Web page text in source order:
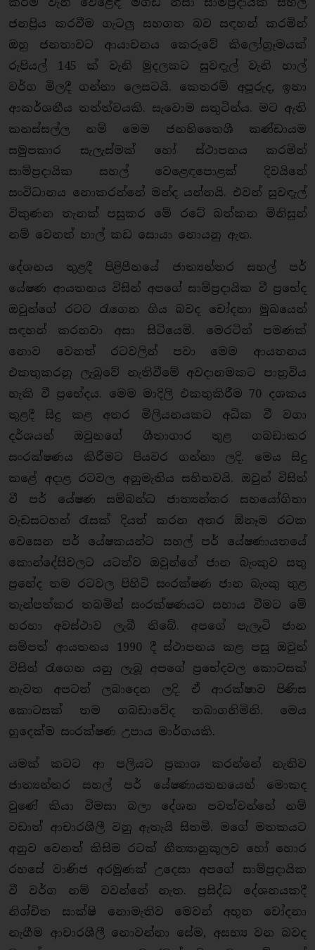
ජනප්‍රිය කරවීම ගැටලු සහගත බව සඳහන් කරමින්
ඔහු ජනතාවට ආයාචනය කෙරුවේ කිලෝග්‍රෑමයක්
රුපියල් 145 ක් වැනි මුදලකට සුවඳැල් වැනි හාල්
වර්ග මිලදී ගන්නා ලෙසටයි. කෙතරම් අපූරුද, ඉතා
ආකර්ශනීය තත්ත්වයකි. සැවොම සතුටින්ය. මට ඇති
කනස්සල්ල නම් මෙම ජනහිතෛශී කණ්ඩායම
සමුපකාර සැලැස්මක් හෝ ස්ථාපනය කරමින්
සාම්ප්‍රදායික සහල් වෙළෙඳපොළක් දිවයිනේ
සංවිධානය නොකරන්නේ මන්ද යන්නයි. එවන් සුවඳැල්
විකුණන තැනක් පසුකර මේ රටේ බත්කන මිනිසුන්
නම් වෙනත් හාල් කඩ සොයා නොයනු ඇත.
දේශනය තුළදී පිළිපීනයේ ජාත්‍යන්තර සහල් පර්
යේෂණ ආයතනය විසින් අපගේ සාම්ප්‍රදායික වී ප්‍රභේද
ඔවුන්ගේ රටට රැගෙන ගිය බවද චෝදනා මුඛයෙන්
සඳහන් කරනවා අසා සිටියෙමි. මෙරටින් පමණක්
නොව වෙනත් රටවලින් පවා මෙම ආයතනය
එකතුකරනු ලැබුවේ නැතිවීමේ අවදානමකට පාත්‍රවිය
හැකි වී ප්‍රභේදය. මෙම මාදිලි එකතුකිරීම 70 දශකය
තුළදී සිදු කළ අතර මිලියනයකට අධික වී වගා
දර්ශයන් ඔවුනගේ ශීතාගාර තුළ ගබඩාකර
සංරක්ෂණය කිරීමට පියවර ගන්නා ලදි. මෙය සිදු
කළේ අදාළ රටවල අනුමැතිය සහිතවයි. ඔවුන් විසින්
වී පර් යේෂණ සම්බන්ධ ජාත්‍යන්තර සහයෝගිතා
වැඩසටහන් රැසක් දියත් කරන අතර ඕනෑම රටක
වෙසෙන පර් යේෂකයන්ට සහල් පර් යේෂණායතයේ
කොන්දේසිවලට යටත්ව ඔවුන්ගේ ජාන බැංකුව සතු
ප්‍රභේද තම රටවල පිහිටි සංරක්ෂණ ජාන බැංකු තුළ
තැන්පත්කර තබමින් සංරක්ෂණයට සහාය වීමට මේ
හරහා අවස්ථාව ලැබී තිබේ. අපගේ පැලෑටි ජාන
සම්පත් ආයතනය 1990 දී ස්ථාපනය කළ පසු ඔවුන්
විසින් රැගෙන යනු ලැබූ අපගේ ප්‍රභේදවල කොටසක්
නැවත අපටත් ලබාදෙන ලදි. ඒ ආරක්ෂාව පිණිස
කොටසක් තම ගබඩාවේද තබාගනිමිනි. මෙය
හුදෙක්ම සංරක්ෂණ උපාය මාර්ගයකි.
යමක් කටට ආ පලියට ප්‍රකාශ කරන්නේ නැතිව
ජාත්‍යන්තර සහල් පර් යේෂණායතනයෙන් මොකද
වුණේ කියා විමසා බලා දේශන පවත්වන්නේ නම්
වඩාත් ආචාරශීලී වනු ඇතැයි සිතමි. මගේ මතකයට
අනුව වෙනත් කිසිම රටක් නීත්‍යානුකූලව හෝ හොර
රහසේ වාණිජ අරමුණක් උදෙසා අපගේ සාම්ප්‍රදායික
වී වර්ග නම් වවන්නේ නැත. ප්‍රසිද්ධ දේශනයකදී
නිශ්චිත සාක්ෂි නොමැතිව මෙවන් අභූත චෝදනා
නැගීම ආචාරශීලී නොවන්නා සේම, අසභ්‍ය වන බවද